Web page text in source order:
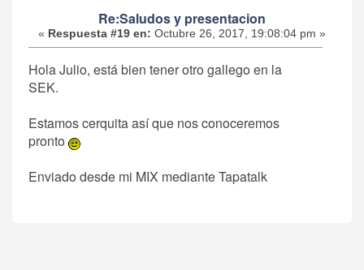
Re:Saludos y presentacion
« Respuesta #19 en: Octubre 26, 2017, 19:08:04 pm »
Hola Julio, está bien tener otro gallego en la
SEK.
Estamos cerquita así que nos conoceremos
pronto
Enviado desde mi MIX mediante Tapatalk